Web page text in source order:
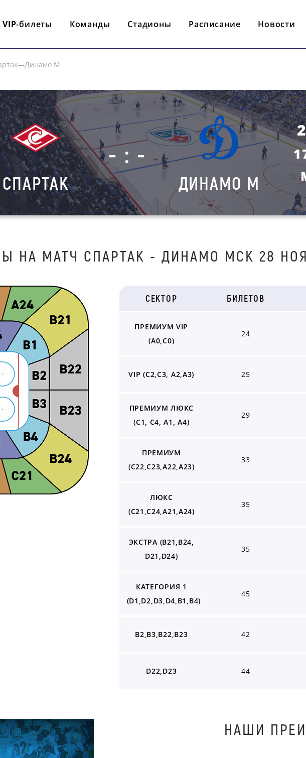
VIP-билеты Команды Стадионы Расписание Новости
М
СПАРТАК
- : -
ДИНАМО М
НА МАТЧ CПАPТАК - ДИНAМO МСК 28
СЕКТОР БИЛЕТОВ
ПРЕМИУМ VIP
(А0,С0)
24
VIP (С2,С3, А2,А3) 25
ПРЕМИУМ ЛЮКС
(С1, С4, А1, А4)
29
ПРЕМИУМ
(С22,С23,А22,А23)
33
ЛЮКС
(С21,С24,А21,А24)
35
ЭКСТРА (В21,B24,
D21,D24)
35
КАТЕГОРИЯ 1
(D1,D2,D3,D4,B1,B4)
45
В2,В3,В22,В23 42
D22,D23 44
НАШИ